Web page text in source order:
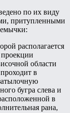
по их виду
притупленными
располагается
области
в
бугра слева и
в
рана,